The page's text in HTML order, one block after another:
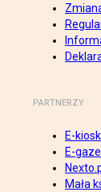
PARTNERZY
E-
E-
Mała